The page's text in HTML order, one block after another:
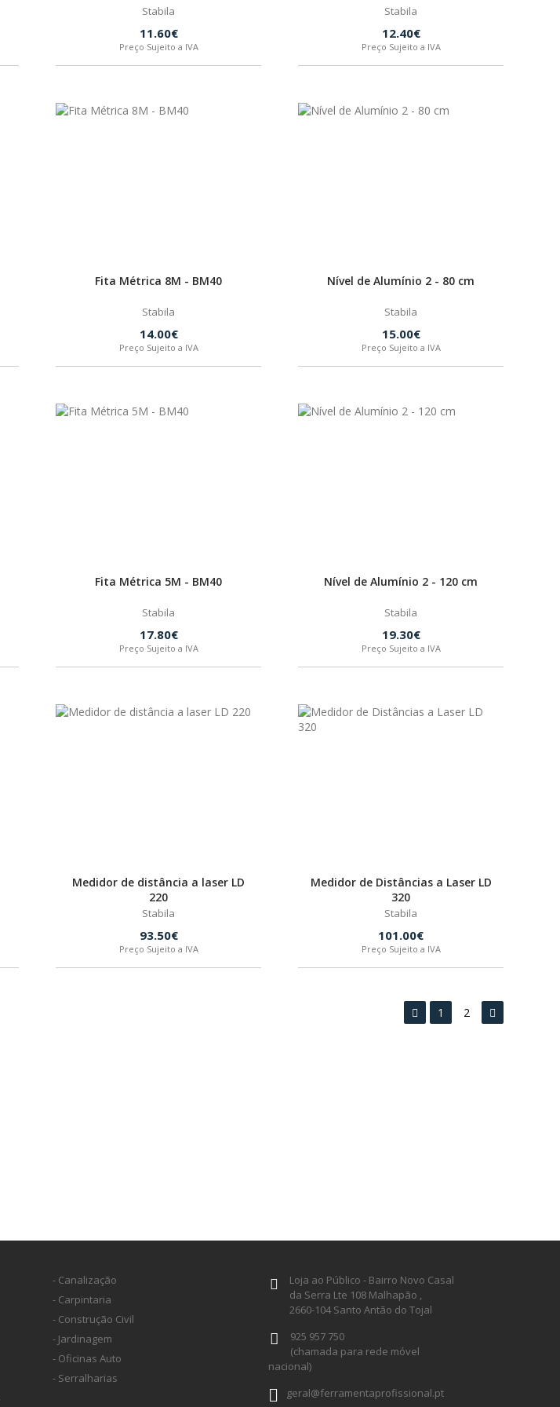
Stabila
11.60€
Preço Sujeito a IVA
Stabila
12.40€
Preço Sujeito a IVA
Fita Métrica 8M - BM40
Stabila
14.00€
Preço Sujeito a IVA
Nível de Alumínio 2 - 80 cm
Stabila
15.00€
Preço Sujeito a IVA
Fita Métrica 5M - BM40
Stabila
17.80€
Preço Sujeito a IVA
Nível de Alumínio 2 - 120 cm
Stabila
19.30€
Preço Sujeito a IVA
Medidor de distância a laser LD
220
Stabila
93.50€
Preço Sujeito a IVA
Medidor de Distâncias a Laser LD
320
Stabila
101.00€
Preço Sujeito a IVA
1 2
- Canalização
- Carpintaria
- Construção Civil
- Jardinagem
- Oficinas Auto
- Serralharias
Loja ao Público - Bairro Novo Casal
da Serra Lte 108 Malhapão ,
2660-104 Santo Antão do Tojal
925 957 750
(chamada para rede móvel
nacional)
geral@ferramentaprofissional.pt